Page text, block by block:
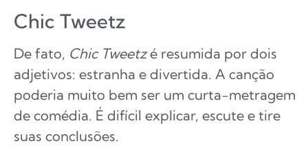
Chic Tweetz
De fato, Chic Tweetzé resumida por dois
adjetivos: estranha e divertida. A canção
poderia muito bem ser um curta-metragem
de comédia. É difícil explicar, escute e tire
suas conclusões.